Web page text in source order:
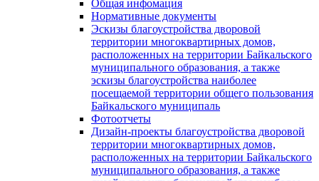
Общая инфомация
Нормативные документы
Эскизы благоустройства дворовой
территории многоквартирных домов,
расположенных на территории Байкальского
муниципального образования, а также
эскизы благоустройства наиболее
посещаемой территории общего пользования
Байкальского муниципаль
Фотоотчеты
Дизайн-проекты благоустройства дворовой
территории многоквартирных домов,
расположенных на территории Байкальского
муниципального образования, а также